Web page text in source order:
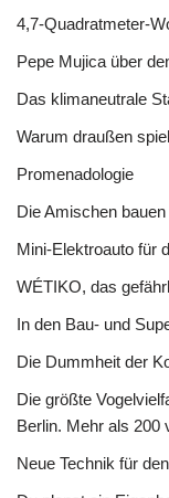
4,7-Quadratmeter-
Pepe Mujica über
Das klimaneutrale
Warum draußen
Promenadologie
Die Amischen
Mini-Elektroauto für
WÉTIKO, das
In den Bau- und
Die Dummheit der
Die größte
Berlin. Mehr als 200
Neue Technik für